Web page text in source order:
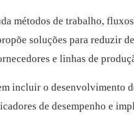
métodos de trabalho,
soluções para reduzir
e linhas de
incluir o desenvolvimento
de desempenho e